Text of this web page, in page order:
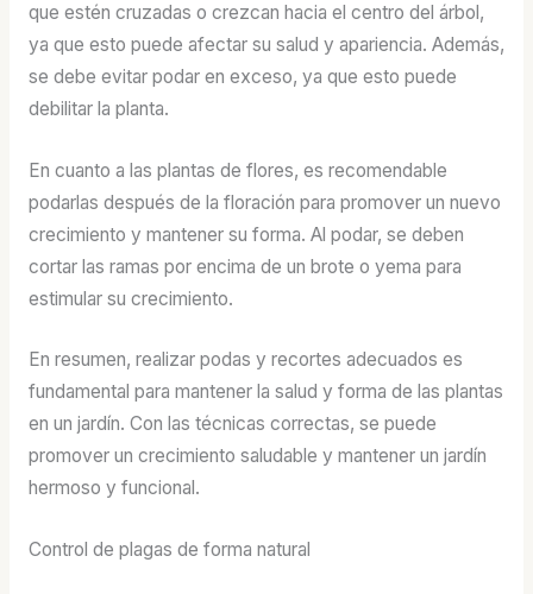
que estén cruzadas o crezcan hacia el centro del árbol,
ya que esto puede afectar su salud y apariencia. Además,
se debe evitar podar en exceso, ya que esto puede
debilitar la planta.
En cuanto a las plantas de flores, es recomendable
podarlas después de la floración para promover un nuevo
crecimiento y mantener su forma. Al podar, se deben
cortar las ramas por encima de un brote o yema para
estimular su crecimiento.
En resumen, realizar podas y recortes adecuados es
fundamental para mantener la salud y forma de las plantas
en un jardín. Con las técnicas correctas, se puede
promover un crecimiento saludable y mantener un jardín
hermoso y funcional.
Control de plagas de forma natural